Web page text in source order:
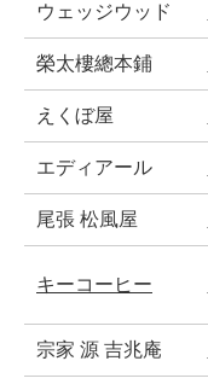
ウェッジウッド
榮太樓總本鋪
えくぼ屋
エディアール
尾張 松風屋
キーコーヒー
宗家 源 吉兆庵